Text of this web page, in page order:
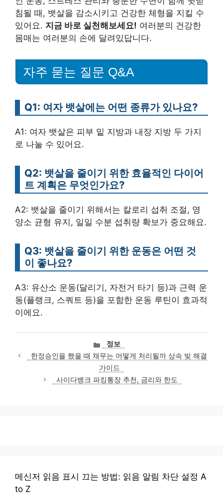
침될 때, 뱃살을 감소시키고 건강한 체형을 지킬 수
있어요. 지금 바로 실천해보세요! 여러분의 건강한
몸매는 여러분의 손에 달려있답니다.
자주 묻는 질문 Q&A
Q1: 여자 뱃살에는 어떤 종류가 있나요?
A1: 여자 뱃살은 피부 밑 지방과 내장 지방 두 가지
로 나눌 수 있어요.
Q2: 뱃살을 줄이기 위한 효율적인 다이어
트 계획은 무엇인가요?
A2: 뱃살을 줄이기 위해서는 칼로리 섭취 조절, 영
양소 균형 유지, 일일 수분 섭취량 확보가 중요해요.
Q3: 뱃살을 줄이기 위한 운동은 어떤 것
이 좋나요?
A3: 유산소 운동(달리기, 자전거 타기 등)과 근력 운
동(플랭크, 스쿼트 등)을 포함한 운동 루틴이 효과적
이에요.
카
테
고
리
정보
한정승인을 했을 때 채무는 어떻게 처리될까 상속 빚 해결
가이드
사이다뱅크 파킹통장 추천, 금리와 한도
메신저 읽음 표시 끄는 방법: 읽음 알림 차단 설정 A
to Z